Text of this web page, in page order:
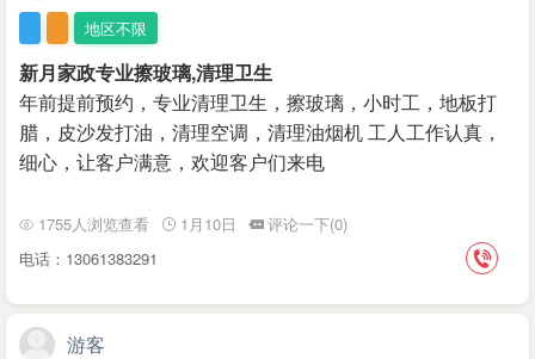
地区不限
新月家政专业擦玻璃,清理卫生
年前提前预约，专业清理卫生，擦玻璃，小时工，地板打
腊，皮沙发打油，清理空调，清理油烟机 工人工作认真，
细心，让客户满意，欢迎客户们来电
1755人浏览查看 1月10日
评论一下(0)
电话：13061383291
游客